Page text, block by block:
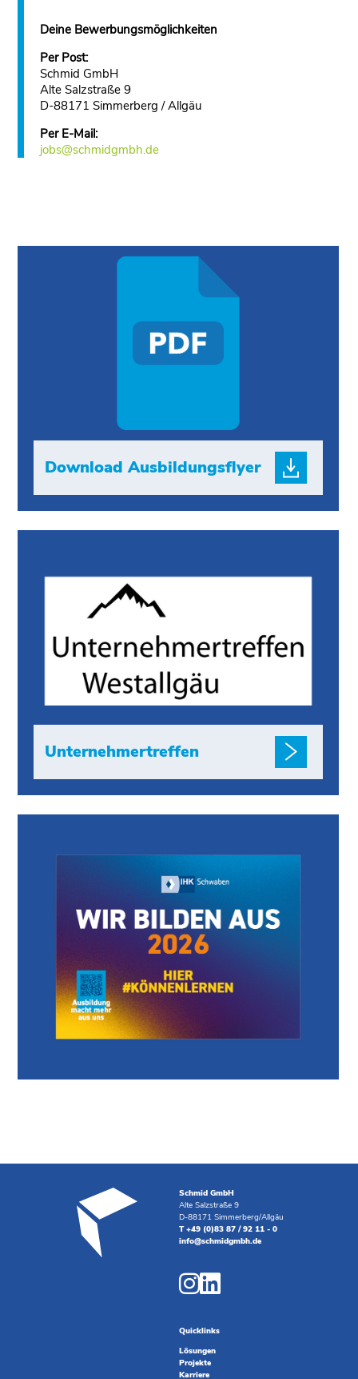
Deine Bewerbungsmöglichkeiten
Per Post:
Schmid GmbH
Alte Salzstraße 9
D-88171 Simmerberg / Allgäu
Per E-Mail:
jobs@schmidgmbh.de
Download Ausbildungsflyer
Unternehmertreffen
Schmid GmbH
Alte Salzstraße 9
D-88171 Simmerberg/Allgäu
T +49 (0)83 87 / 92 11 - 0
info@schmidgmbh.de
Quicklinks
Lösungen
Projekte
Karriere